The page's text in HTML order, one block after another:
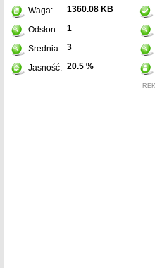
Waga: 1360.08 KB
Odsłon: 1
Srednia: 3
Jasność: 20.5 %